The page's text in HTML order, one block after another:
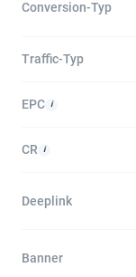
Conversion-Typ
Traffic-Typ
EPC
CR
Deeplink
Banner